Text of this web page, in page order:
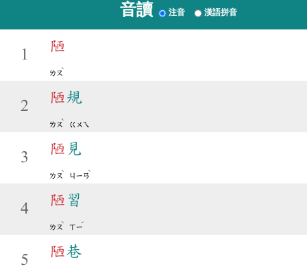
音讀 注音 漢語拼音
1
陋
ㄌㄡ
ˋ
2
陋規
ㄌㄡ
ˋ
ㄍㄨㄟ
3
陋 見
ㄌㄡ
ˋ
ㄐㄧㄢ
ˋ
4
陋 習
ㄌㄡ
ˋ
ㄒㄧ
ˊ
5
陋巷